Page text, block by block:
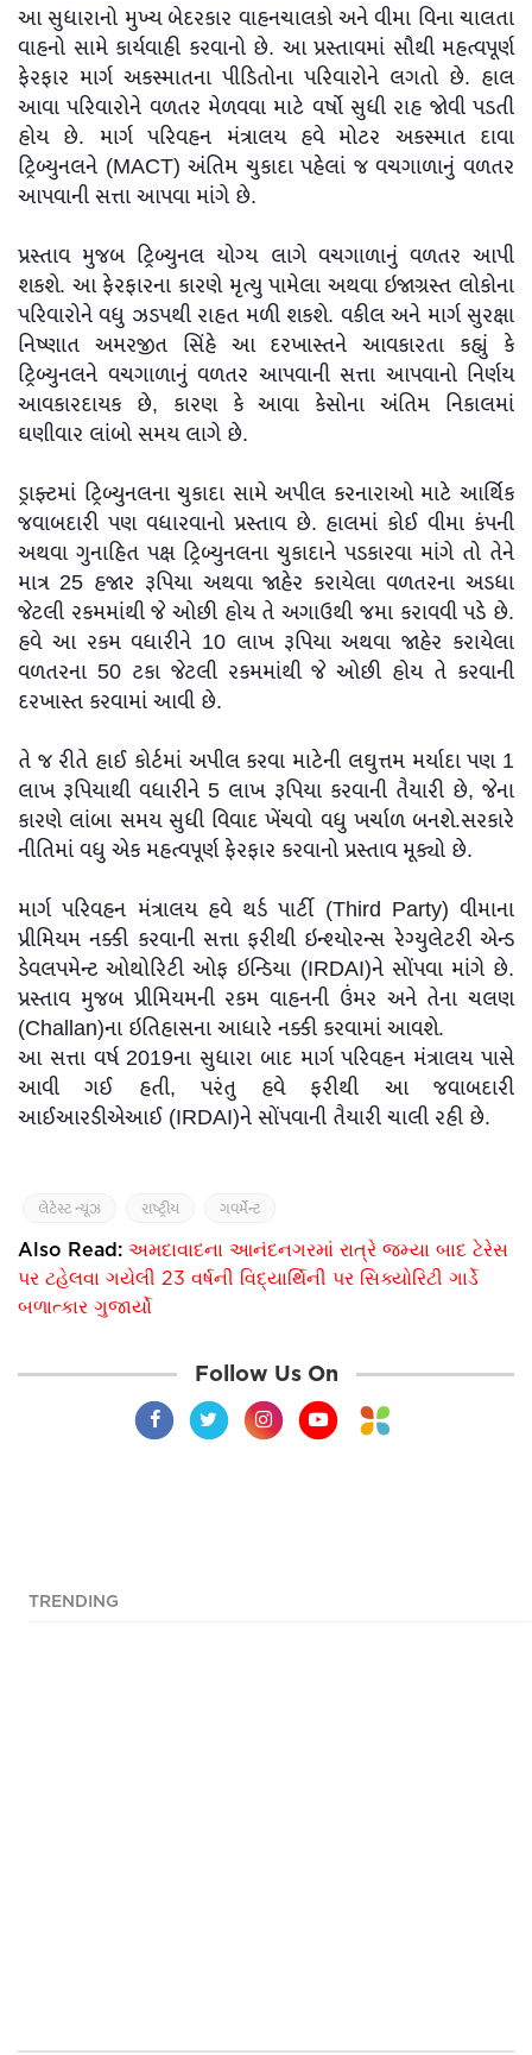
આ સુધારાનો મુખ્ય બેદરકાર વાહનચાલકો અને વીમા વિના ચાલતા
વાહનો સામે કાર્યવાહી કરવાનો છે. આ પ્રસ્તાવમાં સૌથી મહત્વપૂર્ણ
ફેરફાર માર્ગ અકસ્માતના પીડિતોના પરિવારોને લગતો છે. હાલ
આવા પરિવારોને વળતર મેળવવા માટે વર્ષો સુધી રાહ જોવી પડતી
હોય છે. માર્ગ પરિવહન મંત્રાલય હવે મોટર અકસ્માત દાવા
ટ્રિબ્યુનલને (MACT) અંતિમ ચુકાદા પહેલાં જ વચગાળાનું વળતર
આપવાની સત્તા આપવા માંગે છે.
પ્રસ્તાવ મુજબ ટ્રિબ્યુનલ યોગ્ય લાગે વચગાળાનું વળતર આપી
શકશે. આ ફેરફારના કારણે મૃત્યુ પામેલા અથવા ઇજાગ્રસ્ત લોકોના
પરિવારોને વધુ ઝડપથી રાહત મળી શકશે. વકીલ અને માર્ગ સુરક્ષા
નિષ્ણાત અમરજીત સિંહે આ દરખાસ્તને આવકારતા કહ્યું કે
ટ્રિબ્યુનલને વચગાળાનું વળતર આપવાની સત્તા આપવાનો નિર્ણય
આવકારદાયક છે, કારણ કે આવા કેસોના અંતિમ નિકાલમાં
ઘણીવાર લાંબો સમય લાગે છે.
ડ્રાફ્ટમાં ટ્રિબ્યુનલના ચુકાદા સામે અપીલ કરનારાઓ માટે આર્થિક
જવાબદારી પણ વધારવાનો પ્રસ્તાવ છે. હાલમાં કોઈ વીમા કંપની
અથવા ગુનાહિત પક્ષ ટ્રિબ્યુનલના ચુકાદાને પડકારવા માંગે તો તેને
માત્ર 25 હજાર રૂપિયા અથવા જાહેર કરાયેલા વળતરના અડધા
જેટલી રકમમાંથી જે ઓછી હોય તે અગાઉથી જમા કરાવવી પડે છે.
હવે આ રકમ વધારીને 10 લાખ રૂપિયા અથવા જાહેર કરાયેલા
વળતરના 50 ટકા જેટલી રકમમાંથી જે ઓછી હોય તે કરવાની
દરખાસ્ત કરવામાં આવી છે.
તે જ રીતે હાઈ કોર્ટમાં અપીલ કરવા માટેની લઘુત્તમ મર્યાદા પણ 1
લાખ રૂપિયાથી વધારીને 5 લાખ રૂપિયા કરવાની તૈયારી છે, જેના
કારણે લાંબા સમય સુધી વિવાદ ખેંચવો વધુ ખર્ચાળ બનશે.સરકારે
નીતિમાં વધુ એક મહત્વપૂર્ણ ફેરફાર કરવાનો પ્રસ્તાવ મૂક્યો છે.
માર્ગ પરિવહન મંત્રાલય હવે થર્ડ પાર્ટી (Third Party) વીમાના
પ્રીમિયમ નક્કી કરવાની સત્તા ફરીથી ઇન્શ્યોરન્સ રેગ્યુલેટરી એન્ડ
ડેવલપમેન્ટ ઓથોરિટી ઓફ ઇન્ડિયા (IRDAI)ને સોંપવા માંગે છે.
પ્રસ્તાવ મુજબ પ્રીમિયમની રકમ વાહનની ઉંમર અને તેના ચલણ
(Challan)ના ઇતિહાસના આધારે નક્કી કરવામાં આવશે.
આ સત્તા વર્ષ 2019ના સુધારા બાદ માર્ગ પરિવહન મંત્રાલય પાસે
આવી ગઈ હતી, પરંતુ હવે ફરીથી આ જવાબદારી
આઈઆરડીએઆઈ (IRDAI)ને સોંપવાની તૈયારી ચાલી રહી છે.
લેટેસ્ટ ન્યૂઝ રાષ્ટ્રીય ગવર્મેન્ટ
Also Read: અમદાવાદના આનંદનગરમાં રાત્રે જમ્યા બાદ ટેરેસ
પર ટહેલવા ગયેલી 23 વર્ષની વિદ્યાર્થિની પર સિક્યોરિટી ગાર્ડે
બળાત્કાર ગુજાર્યો
Follow Us On
TRENDING